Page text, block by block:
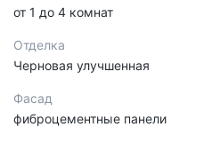
от 1 до 4 комнат
Отделка
Черновая улучшенная
Фасад
фиброцементные панели